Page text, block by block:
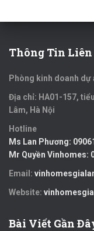
Thông Tin Liên
Phòng kinh doanh dự
Địa chỉ: HA01-157,
Lâm, Hà Nội
Hotline
Ms Lan Phương:
Mr Quyền Vinhomes:
Email:
Website:
Bài Viết Gần